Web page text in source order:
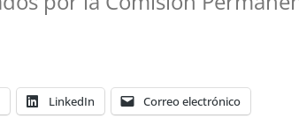
LinkedIn Correo electrónico